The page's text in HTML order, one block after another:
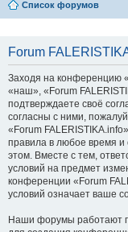
Список форумов
Forum
Заходя на конференцию
«наш», «Forum
подтверждаете своё
согласны с ними,
«Forum
правила в любое время и
этом. Вместе с тем,
условий на предмет
конференции «Forum
условий означает ваше
Наши форумы работают